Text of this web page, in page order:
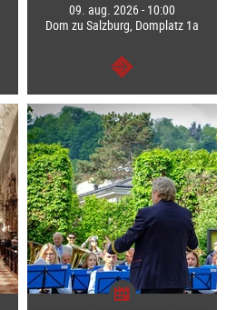
09. aug. 2026 - 10:00
Dom zu Salzburg, Domplatz 1a
Tovább